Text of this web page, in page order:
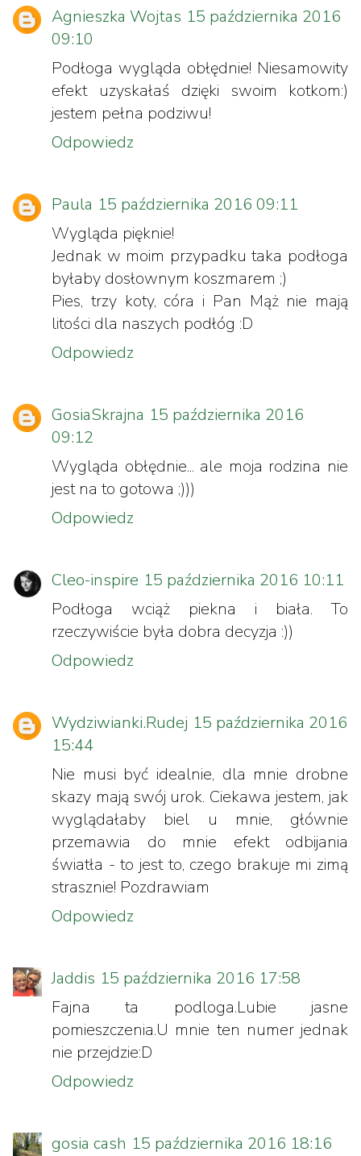
Agnieszka Wojtas 15 października 2016
09:10
Podłoga wygląda obłędnie! Niesamowity
efekt uzyskałaś dzięki swoim kotkom:)
jestem pełna podziwu!
Odpowiedz
Paula 15 października 2016 09:11
Wygląda pięknie!
Jednak w moim przypadku taka podłoga
byłaby dosłownym koszmarem ;)
Pies, trzy koty, córa i Pan Mąż nie mają
litości dla naszych podłóg :D
Odpowiedz
GosiaSkrajna 15 października 2016
09:12
Wygląda obłędnie... ale moja rodzina nie
jest na to gotowa ;)))
Odpowiedz
Cleo-inspire 15 października 2016 10:11
Podłoga wciąż piekna i biała. To
rzeczywiście była dobra decyzja :))
Odpowiedz
Wydziwianki.Rudej 15 października 2016
15:44
Nie musi być idealnie, dla mnie drobne
skazy mają swój urok. Ciekawa jestem, jak
wyglądałaby biel u mnie, głównie
przemawia do mnie efekt odbijania
światła - to jest to, czego brakuje mi zimą
strasznie! Pozdrawiam
Odpowiedz
Jaddis 15 października 2016 17:58
Fajna ta podloga.Lubie jasne
pomieszczenia.U mnie ten numer jednak
nie przejdzie:D
Odpowiedz
gosia cash 15 października 2016 18:16